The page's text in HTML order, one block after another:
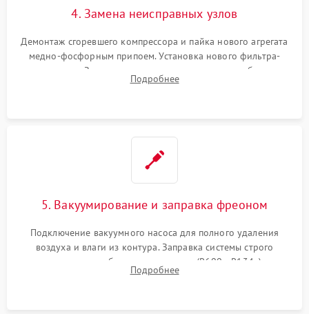
4. Замена неисправных узлов
Демонтаж сгоревшего компрессора и пайка нового агрегата
медно-фосфорным припоем. Установка нового фильтра-
осушителя. Замена изношенных вентиляторов обдува,
сломанных заслонок или поврежденных дверных петель.
Подробнее
5. Вакуумирование и заправка фреоном
Подключение вакуумного насоса для полного удаления
воздуха и влаги из контура. Заправка системы строго
дозированным объемом хладагента (R600a, R134a) по
электронным весам. Контроль рабочего давления в системе.
Подробнее